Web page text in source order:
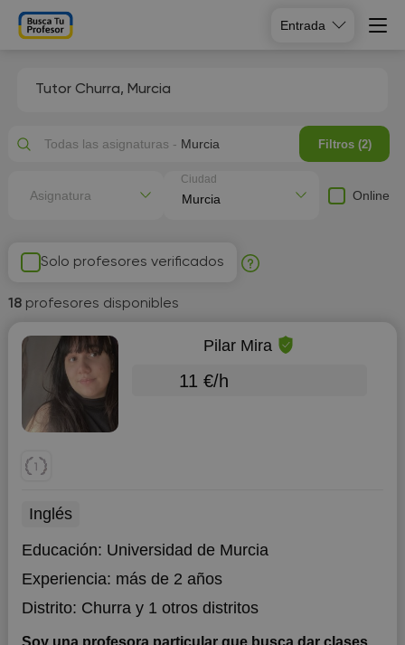
Entrada
Tutor Churra, Murcia
Solo profesores verificados
18 profesores disponibles
Pilar Mira
11 €/h
Inglés
Educación: Universidad de Murcia
Experiencia: más de 2 años
Distrito: Churray 1 otros distritos
Soy una profesora particular que busca dar clases
Todas las asignaturas - Murcia Filtros (2)
Asignatura
Ciudad
Online